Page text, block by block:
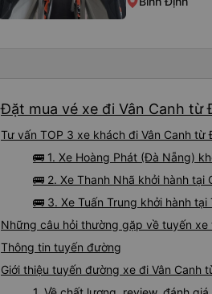
Đặt mua vé xe đi Vân Canh từ
Tư vấn TOP 3 xe khách đi Vân Canh
🚌 1. Xe Hoàng Phát (Đà Nẵng)
🚌 2. Xe Thanh Nhã khởi hành tại
🚌 3. Xe Tuấn Trung khởi hành
Những câu hỏi thường gặp về tuyến
Thông tin tuyến đường
Giới thiệu tuyến đường xe đi Vân Canh